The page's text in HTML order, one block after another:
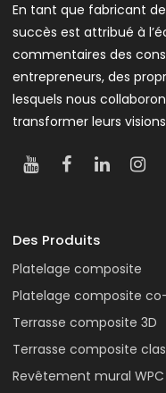
En tant que fabricant
succès est attribué à
commentaires des
entrepreneurs, des
lesquels nous
transformer leurs
Des Produits
Platelage composite
Platelage composite
Terrasse composite 3D
Terrasse composite
Revêtement mural WPC